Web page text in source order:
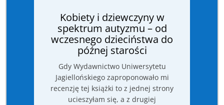
Kobiety i dziewczyny w
spektrum autyzmu – od
wczesnego dzieciństwa do
późnej starości
Gdy Wydawnictwo Uniwersytetu
Jagiellońskiego zaproponowało mi
recenzję tej książki to z jednej strony
ucieszyłam się, a z drugiej